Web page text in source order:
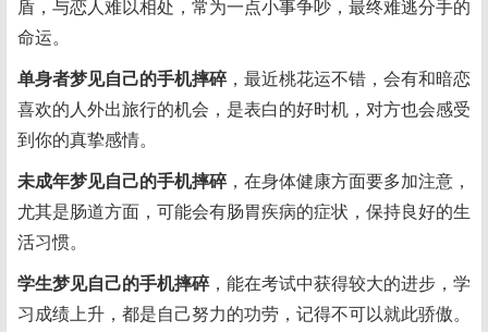
盾，与恋人难以相处，常为一点小事争吵，最终难逃分手的
命运。
单身者梦见自己的手机摔碎，最近桃花运不错，会有和暗恋
喜欢的人外出旅行的机会，是表白的好时机，对方也会感受
到你的真挚感情。
未成年梦见自己的手机摔碎，在身体健康方面要多加注意，
尤其是肠道方面，可能会有肠胃疾病的症状，保持良好的生
活习惯。
学生梦见自己的手机摔碎，能在考试中获得较大的进步，学
习成绩上升，都是自己努力的功劳，记得不可以就此骄傲。